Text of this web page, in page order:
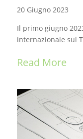
20 Giugno 2023
Il primo giugno
internazionale sul
Read More